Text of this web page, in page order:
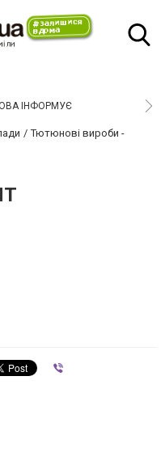
ІНФОРМУЄ
Тютюнові вироби -